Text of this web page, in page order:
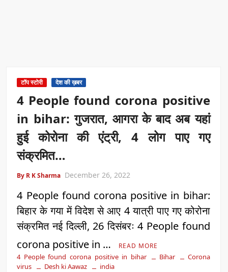
टॉप स्टोरी देश की ख़बर
4 People found corona positive
in bihar: गुजरात, आगरा के बाद अब यहां
हुई कोरोना की एंट्री, 4 लोग पाए गए
संक्रमित…
By R K Sharma December 26, 2022
4 People found corona positive in bihar:
बिहार के गया में विदेश से आए 4 यात्री पाए गए कोरोना
संक्रमित नई दिल्ली, 26 दिसंबरः 4 People found
corona positive in …
READ MORE
4 People found corona positive in bihar Bihar
Corona
virus
Desh ki Aawaz india